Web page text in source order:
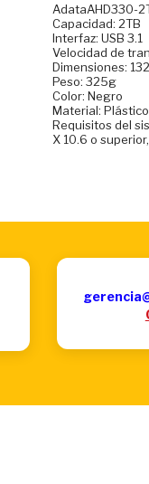
AdataAHD330-
Capacidad: 2TB
Interfaz: USB 3.1
Velocidad de
Dimensiones:
Peso: 325g
Color: Negro
Material:
Requisitos del
X 10.6 o